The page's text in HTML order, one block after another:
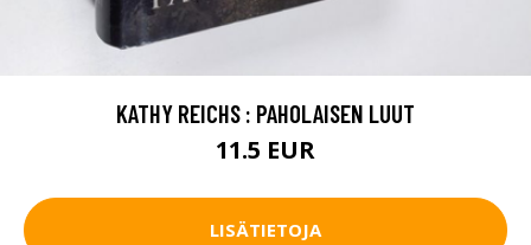
KATHY REICHS : PAHOLAISEN LUUT
11.5 EUR
LISÄTIETOJA